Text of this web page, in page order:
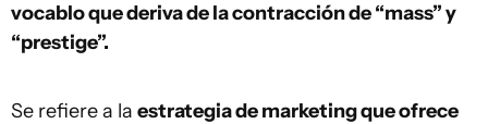
vocablo que deriva de la contracción de “mass” y
“prestige”.
Se refiere a la estrategia de marketing que ofrece